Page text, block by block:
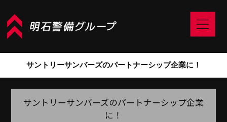
サントリーサンバーズのパートナーシップ企業に！
サントリーサンバーズのパートナーシップ企業
に！